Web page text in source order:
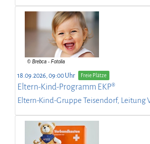
18.09.2026, 09:00 Uhr Freie Plätze
Eltern-Kind-Programm EKP®
Eltern-Kind-Gruppe Teisendorf, Leitung